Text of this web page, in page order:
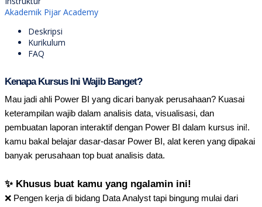
Akademik Pijar Academy
Deskripsi
Kurikulum
FAQ
Kenapa Kursus Ini Wajib Banget?
Mau jadi ahli Power BI yang dicari banyak perusahaan? Kuasai
keterampilan wajib dalam analisis data, visualisasi, dan
pembuatan laporan interaktif dengan Power BI dalam kursus ini!.
kamu bakal belajar dasar-dasar Power BI, alat keren yang dipakai
banyak perusahaan top buat analisis data.
✨ Khusus buat kamu yang ngalamin ini!
❌ Pengen kerja di bidang Data Analyst tapi bingung mulai dari